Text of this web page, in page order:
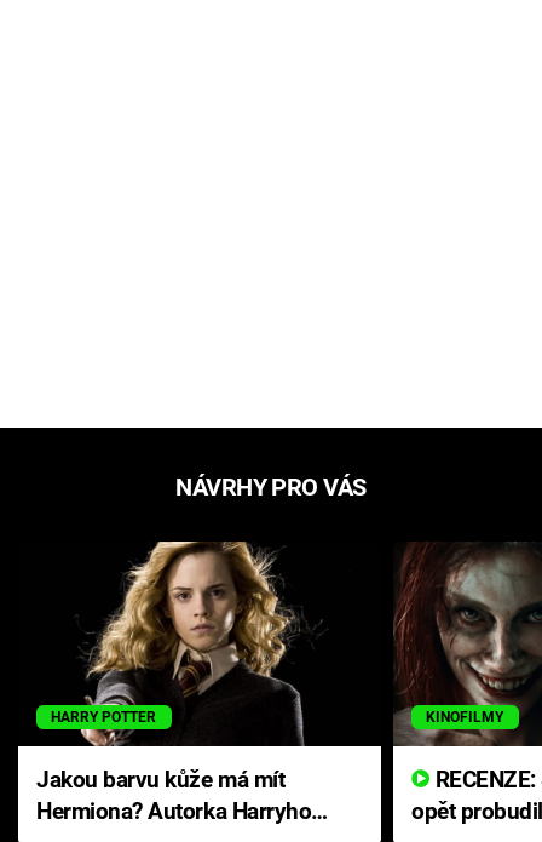
NÁVRHY PRO VÁS
HARRY POTTER
Jakou barvu kůže má mít
Hermiona? Autorka Harryho
KINOFILMY
opět